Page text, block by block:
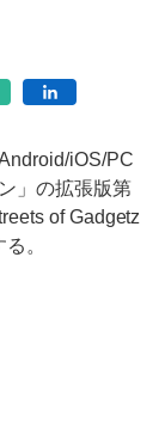
iOS/PC
」の拡張版第
of Gadgetz
。